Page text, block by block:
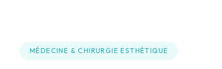
MÉDECINE & CHIRURGIE ESTHÉTIQUE